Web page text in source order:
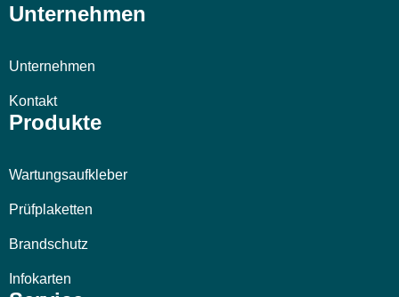
Unternehmen
Unternehmen
Kontakt
Produkte
Wartungsaufkleber
Prüfplaketten
Brandschutz
Infokarten